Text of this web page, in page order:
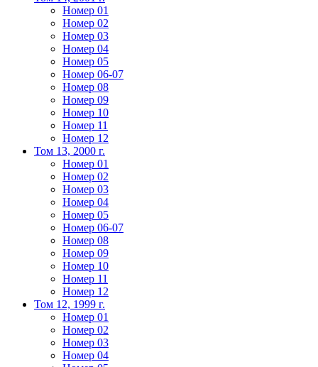
Номер 01
Номер 02
Номер 03
Номер 04
Номер 05
Номер 06-07
Номер 08
Номер 09
Номер 10
Номер 11
Номер 12
Том 13, 2000 г.
Номер 01
Номер 02
Номер 03
Номер 04
Номер 05
Номер 06-07
Номер 08
Номер 09
Номер 10
Номер 11
Номер 12
Том 12, 1999 г.
Номер 01
Номер 02
Номер 03
Номер 04